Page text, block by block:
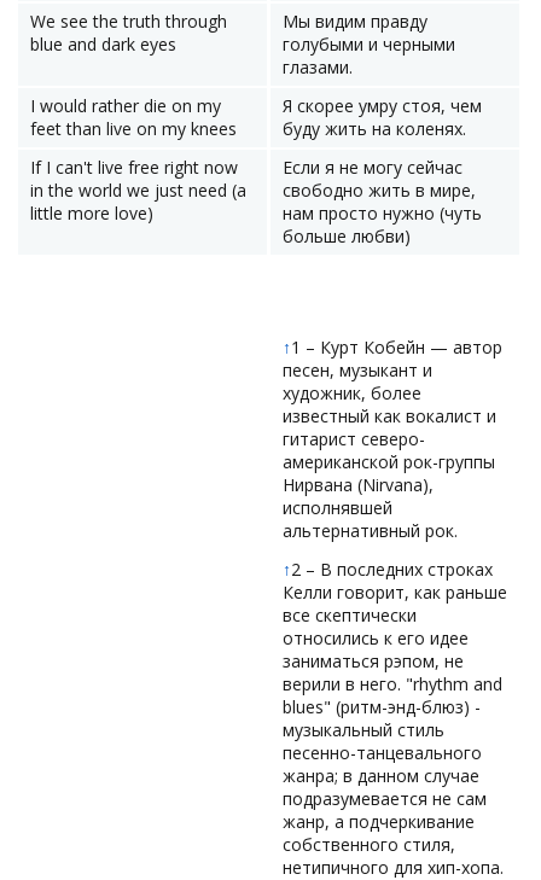
We see the truth through
blue and dark eyes
Мы видим правду
голубыми и черными
глазами.
I would rather die on my
feet than live on my knees
Я скорее умру стоя, чем
буду жить на коленях.
If I can't live free right now
in the world we just need (a
little more love)
Если я не могу сейчас
свободно жить в мире,
нам просто нужно (чуть
больше любви)
↑1 – Курт Кобейн — автор
песен, музыкант и
художник, более
известный как вокалист и
гитарист северо-
американской рок-группы
Нирвана (Nirvana),
исполнявшей
альтернативный рок.
↑2 – В последних строках
Келли говорит, как раньше
все скептически
относились к его идее
заниматься рэпом, не
верили в него. "rhythm and
blues" (ритм-энд-блюз) -
музыкальный стиль
песенно-танцевального
жанра; в данном случае
подразумевается не сам
жанр, а подчеркивание
собственного стиля,
нетипичного для хип-хопа.